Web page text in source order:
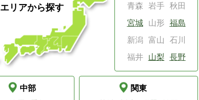
エリアから探す
青森
岩手
秋田
宮城
山形
福島
新潟
富山
石川
福井
山梨 長野
関東
中部